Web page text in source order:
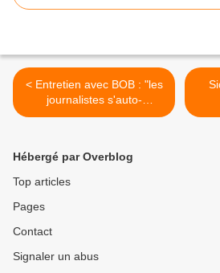
< Entretien avec BOB : "les
journalistes s'auto-
censurent parce qu'ils n'ont
Hébergé par Overblog
Top articles
Pages
Contact
Signaler un abus